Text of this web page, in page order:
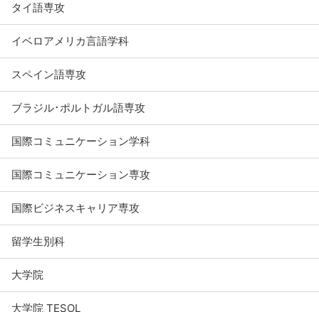
タイ語専攻
イベロアメリカ言語学科
スペイン語専攻
ブラジル･ポルトガル語専攻
国際コミュニケーション学科
国際コミュニケーション専攻
国際ビジネスキャリア専攻
留学生別科
大学院
大学院 TESOL